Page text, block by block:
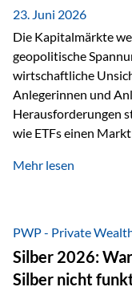
Der massive
23. Juni 2026
Die Kapitalmärkte
geopolitische
wirtschaftliche
Anlegerinnen und
Herausforderungen
wie ETFs einen
setzen auf die
Veränderungen
Herangehensweise
Was zeichnet aktive
Ziel, nicht nur einen
Mehr lesen
PWP - Private
Silber 2026:
Silber nicht